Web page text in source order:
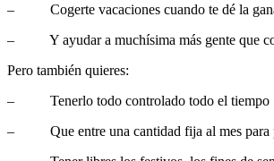
– Cogerte vacaciones cuando te dé la
– Y ayudar a muchísima más gente que
Pero también quieres:
– Tenerlo todo controlado todo el tiempo
– Que entre una cantidad fija al mes para